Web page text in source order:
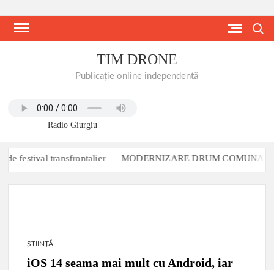
TIM DRONE
Publicație online independentă
Radio Giurgiu
festival transfrontalier MODERNIZARE DRUM COMUNAL
ȘTIINȚĂ
iOS 14 seama mai mult cu Android, iar